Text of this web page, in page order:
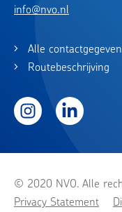
info@nvo.nl
Alle
Routebeschrijving
InstagramLinkedIn
© 2020 NVO. Alle
Privacy Statement